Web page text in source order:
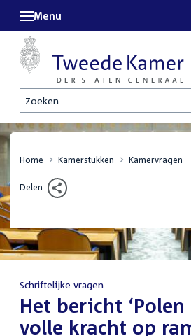
Zoeken
Menu
Home Kamerstukken Kamervragen
Delen
Schriftelijke vragen
:Het bericht
volle kracht op